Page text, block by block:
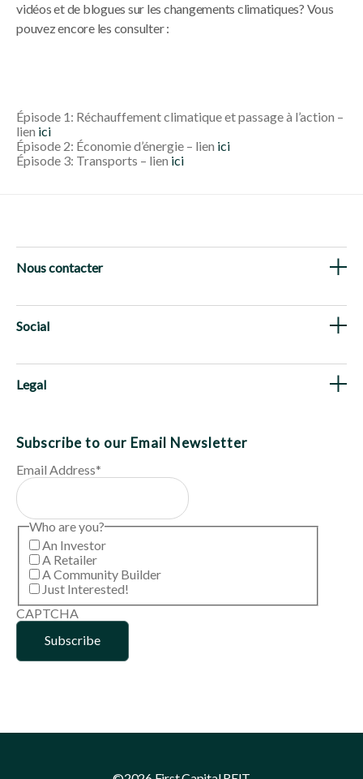
vidéos et de blogues sur les changements climatiques? Vous
pouvez encore les consulter :
Épisode 1: Réchauffement climatique et passage à l’action –
lien ici
Épisode 2: Économie d’énergie – lien ici
Épisode 3: Transports – lien ici
Nous contacter
Social
Legal
Subscribe to our Email Newsletter
Email Address*
Who are you?
An Investor
A Retailer
A Community Builder
Just Interested!
CAPTCHA